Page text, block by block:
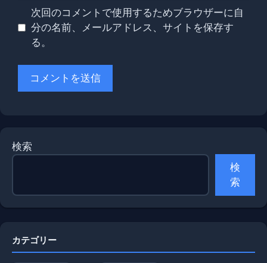
次回のコメントで使用するためブラウザーに自
分の名前、メールアドレス、サイトを保存す
る。
検索
検
索
カテゴリー